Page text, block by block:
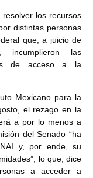
los recursos
distintas personas
que, a juicio de
incumplieron las
de acceso a la
Mexicano para la
el rezago en la
a por lo menos a
del Senado “ha
y, por ende, su
lo que, dice
a acceder a